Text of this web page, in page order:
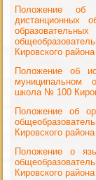
Положение об
дистанционных
Кировского
Положение об
муниципальном
школа № 100
Положение об
Кировского
Положение о
Кировского